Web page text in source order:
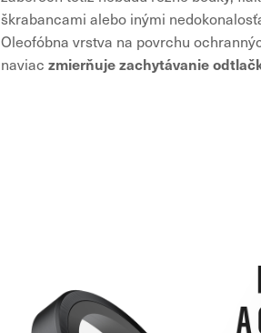
škrabancami alebo inými
Oleofóbna vrstva na povrchu
naviac zmierňuje zachytávanie